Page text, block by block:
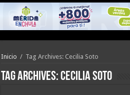
Inicio / Tag Archives: Cecilia Soto
Tag Archives:Cecilia Soto